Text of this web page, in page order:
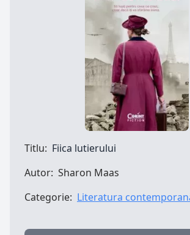
Titlu: Fiica lutierului
Autor: Sharon Maas
Categorie: Literatura